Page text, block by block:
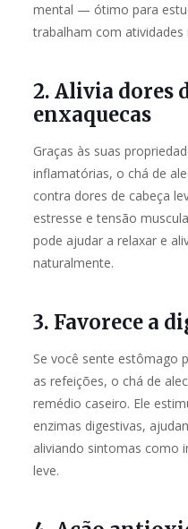
mental — ótimo para
trabalham com atividades
2. Alivia dores
enxaquecas
Graças às suas
inflamatórias, o chá de
contra dores de cabeça
estresse e tensão
pode ajudar a relaxar e
naturalmente.
3. Favorece a
Se você sente estômago
as refeições, o chá de
remédio caseiro. Ele
enzimas digestivas,
aliviando sintomas como
leve.